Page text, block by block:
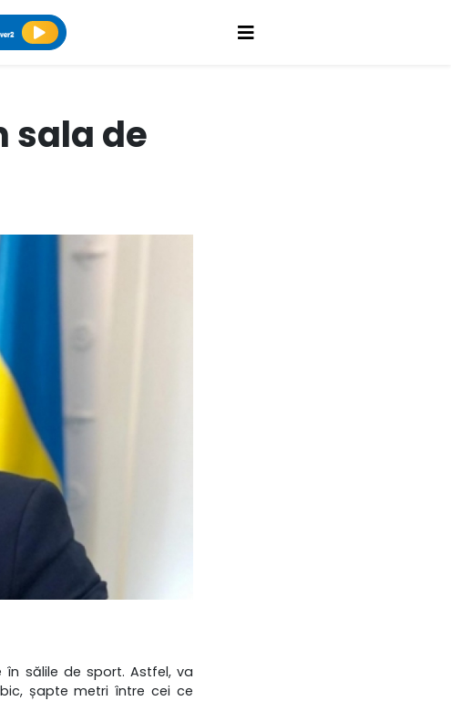
sala de
în sălile de sport. Astfel, va
șapte metri între cei ce